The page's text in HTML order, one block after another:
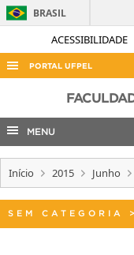
ACESSIBILIDADE
BRASIL
PORTAL UFPEL
ACESSO À INFORMAÇÃO
AUDITORIA
COBALTO
CONCURSOS
EDITAIS
INTERNACIONAL
MENU
Início 2015 Junho
SEM CATEGORIA >